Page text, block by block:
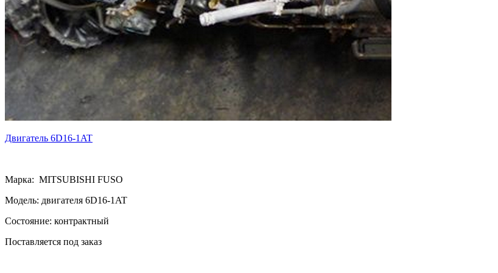
Двигатель 6D16-1AT
Марка: MITSUBISHI FUSO
Модель: двигателя 6D16-1AT
Состояние: контрактный
Поставляется под заказ